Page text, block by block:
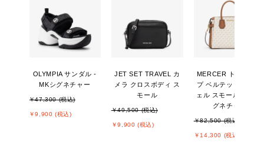
OLYMPIA サンダル -
MKシグネチャー
￥47,300 (税込)
￥9,900 (税込)
JET SET TRAVEL カ
メラ クロスボディ ス
モール
￥49,500 (税込)
￥9,900 (税込)
MERCER トップジッ
プ ベルテッド サッチ
ェル スモール - MKシ
グネチャー
￥82,500 (税込)
￥14,300 (税込)